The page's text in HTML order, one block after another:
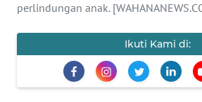
perlindungan anak.
Ikuti Kami di:
OLAHRAGA